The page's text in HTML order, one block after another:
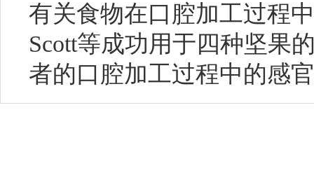
有关食物在口腔加工过程
Scott等成功用于四种坚果
者的口腔加工过程中的感